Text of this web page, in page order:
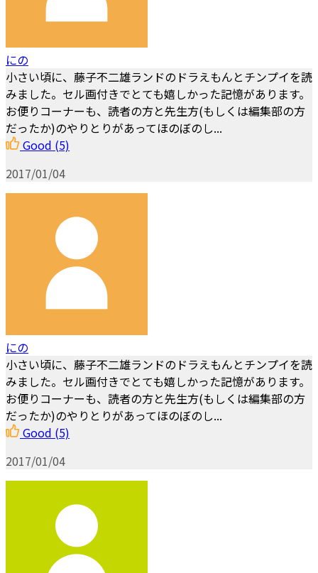
にの
小さい頃に、藤子不二雄ランドのドラえもんとチンプイを読
みました。セル画付きでとても嬉しかった記憶があります。
お便りコーナーも、読者の方と先生方(もしくは編集部の方
だったか)のやりとりがあってほのぼのし...
Good (5)
2017/01/04
にの
小さい頃に、藤子不二雄ランドのドラえもんとチンプイを読
みました。セル画付きでとても嬉しかった記憶があります。
お便りコーナーも、読者の方と先生方(もしくは編集部の方
だったか)のやりとりがあってほのぼのし...
Good (5)
2017/01/04